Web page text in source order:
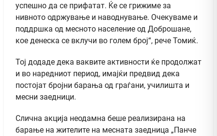
успешно да се прифатат. Ќе се грижиме за
нивното одржување и наводнување. Очекуваме и
поддршка од месното население од Доброшане,
кое денеска се вклучи во голем број“, рече Томиќ.
Тој додаде дека ваквите активности ќе продолжат
и во наредниот период, имајќи предвид дека
постојат бројни барања од граѓани, училишта и
месни заедници.
Слична акција неодамна беше реализирана на
барање на жителите на месната заедница „Панче